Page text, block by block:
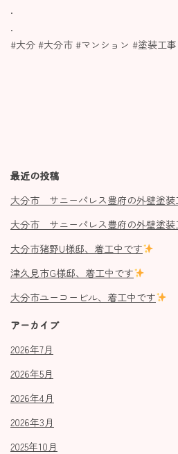
.
.
#大分 #大分市 #マンション #塗装工
最近の投稿
大分市 サニーパレス豊府の外壁塗
大分市 サニーパレス豊府の外壁塗
大分市猪野U様邸、着工中です
津久見市G様邸、着工中です
大分市ユーコービル、着工中です
アーカイブ
2026年7月
2026年5月
2026年4月
2026年3月
2025年10月